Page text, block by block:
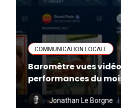
COMMUNICATION LOCALE
Baromètre vues
performances du
Jonathan Le Borgne